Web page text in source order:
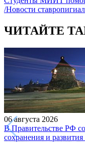
/Новости
ЧИТАЙТЕ
06 августа 2026
В Правительстве РФ
сохранения и